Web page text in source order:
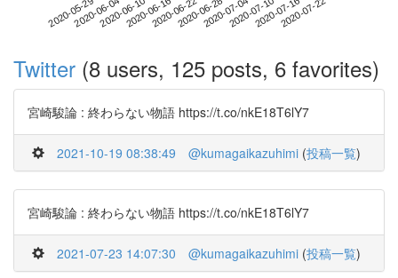
2020-05-292020-06-042020-06-102020-06-162020-06-222020-06-282020-07-042020-07-102020-07-162020-07-22
Twitter (8 users, 125 posts, 6 favorites)
宮崎駿論 : 終わらない物語 https://t.co/nkE18T6lY7
2021-10-19 08:38:49 @kumagaikazuhimi (投稿一覧)
宮崎駿論 : 終わらない物語 https://t.co/nkE18T6lY7
2021-07-23 14:07:30 @kumagaikazuhimi (投稿一覧)